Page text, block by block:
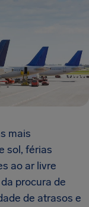
mais
sol, férias
ao ar livre
procura de
de atrasos e